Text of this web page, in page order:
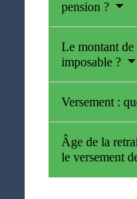
pension ?
Le montant de
imposable ?
Versement :
Âge de la
le versement